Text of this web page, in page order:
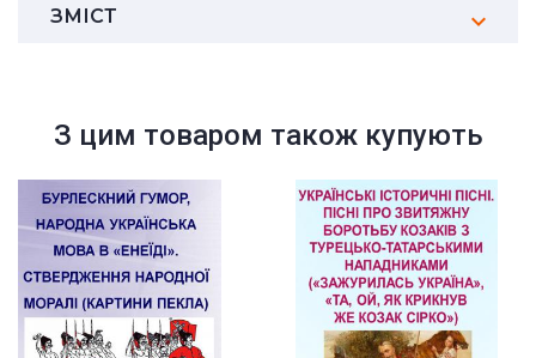
ЗМІСТ
З цим товаром також купують